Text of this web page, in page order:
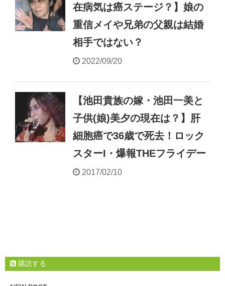
在病気は癌ステージ？】娘の
重信メイや兄弟の父親は結婚
相手ではない？
2022/09/20
【池田貴族の嫁・池田一美と
子供(娘)美夕の現在は？】肝
細胞癌で36歳で死去！ロック
スターI・爆報THEフライデー
2017/02/10
購読する